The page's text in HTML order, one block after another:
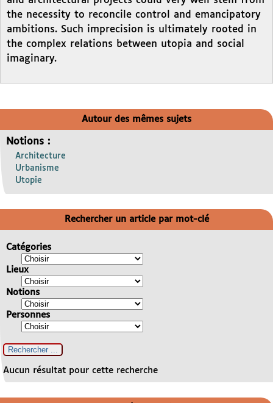
the necessity to reconcile control and emancipatory
ambitions. Such imprecision is ultimately rooted in
the complex relations between utopia and social
imaginary.
Autour des mêmes sujets
Notions :
Architecture
Urbanisme
Utopie
Rechercher un article par mot-clé
Catégories
Lieux
Notions
Personnes
Aucun résultat pour cette recherche